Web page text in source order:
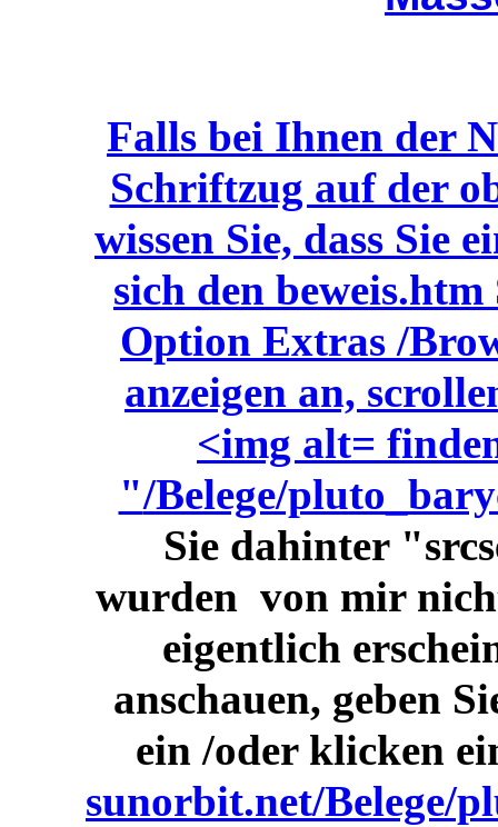
Falls bei Ihnen der
Schriftzug auf der
wissen Sie, dass Sie
sich den
Option Extras /
anzeigen an,
<img alt=
"/Belege/
Sie dahinter
wurden von mir
eigentlich
anschauen, geben
ein /oder klicken
sunorbit.net/Belege/